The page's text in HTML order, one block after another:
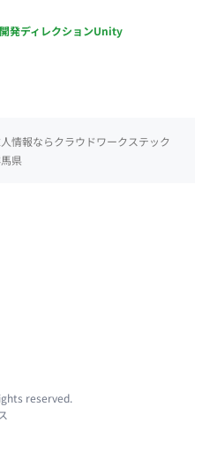
開発ディレクションUnity
情報ならクラウドワークステック
県
reserved.